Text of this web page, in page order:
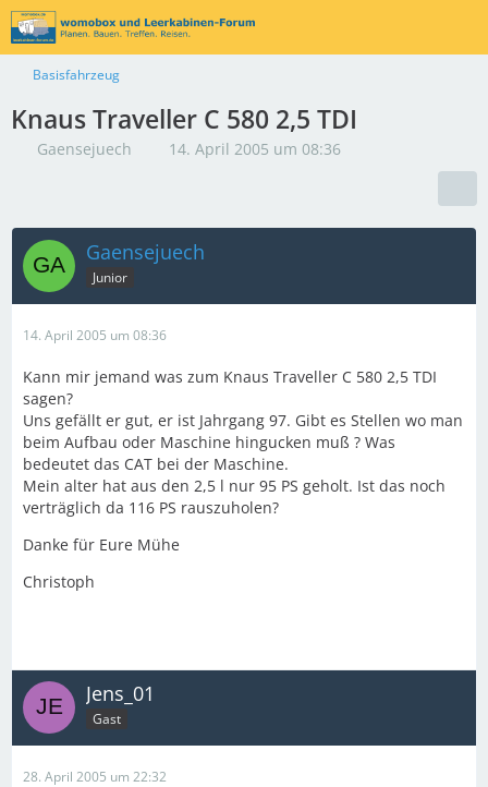
Basisfahrzeug
Knaus Traveller C 580 2,5 TDI
Gaensejuech 14. April 2005 um 08:36
Gaensejuech
Junior
14. April 2005 um 08:36
Kann mir jemand was zum Knaus Traveller C 580 2,5 TDI
sagen?
Uns gefällt er gut, er ist Jahrgang 97. Gibt es Stellen wo man
beim Aufbau oder Maschine hingucken muß ? Was
bedeutet das CAT bei der Maschine.
Mein alter hat aus den 2,5 l nur 95 PS geholt. Ist das noch
verträglich da 116 PS rauszuholen?
Danke für Eure Mühe
Christoph
Jens_01
Gast
28. April 2005 um 22:32